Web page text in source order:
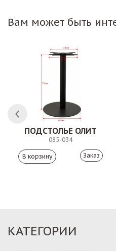
Вам может быть
ПОДСТОЛЬЕ ОЛИТ
085-034
Заказ
КАТЕГОРИИ